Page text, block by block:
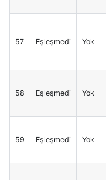
57 Eşleşmedi Yok
58 Eşleşmedi Yok
59 Eşleşmedi Yok